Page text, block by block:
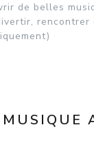
de belles